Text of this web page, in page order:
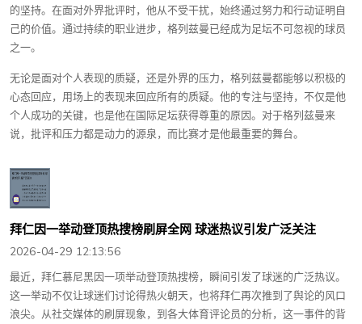
的坚持。在面对外界批评时，他从不受干扰，始终通过努力和行动证明自
己的价值。通过持续的职业进步，格列兹曼已经成为足坛不可忽视的球员
之一。
无论是面对个人表现的质疑，还是外界的压力，格列兹曼都能够以积极的
心态回应，用场上的表现来回应所有的质疑。他的专注与坚持，不仅是他
个人成功的关键，也是他在国际足坛获得尊重的原因。对于格列兹曼来
说，批评和压力都是动力的源泉，而比赛才是他最重要的舞台。
拜仁因一举动登顶热搜榜刷屏全网 球迷热议引发广泛关注
2026-04-29 12:13:56
最近，拜仁慕尼黑因一项举动登顶热搜榜，瞬间引发了球迷的广泛热议。
这一举动不仅让球迷们讨论得热火朝天，也将拜仁再次推到了舆论的风口
浪尖。从社交媒体的刷屏现象，到各大体育评论员的分析，这一事件的背